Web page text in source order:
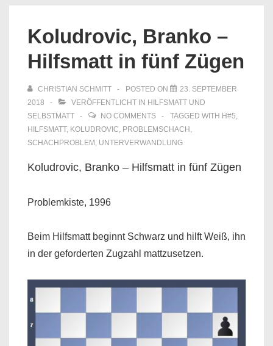
Koludrovic, Branko –
Hilfsmatt in fünf Zügen
CHRISTIAN SCHMITT POSTED ON
23. SEPTEMBER
2018
VERÖFFENTLICHT IN HILFSMATT UND
SELBSTMATT
NO COMMENTS TAGGED WITH H#5,
HILFSMATT, KOLUDROVIC, PROBLEMSCHACH ,
SCHACHPROBLEM , UNTERVERWANDLUNG
Koludrovic, Branko – Hilfsmatt in fünf Zügen
Problemkiste, 1996
Beim Hilfsmatt beginnt Schwarz und hilft Weiß, ihn
in der geforderten Zugzahl mattzusetzen.